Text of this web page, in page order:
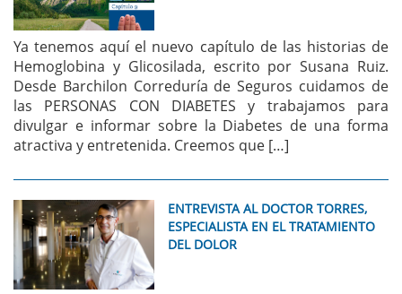
Ya tenemos aquí el nuevo capítulo de las historias de
Hemoglobina y Glicosilada, escrito por Susana Ruiz.
Desde Barchilon Correduría de Seguros cuidamos de
las PERSONAS CON DIABETES y trabajamos para
divulgar e informar sobre la Diabetes de una forma
atractiva y entretenida. Creemos que […]
ENTREVISTA AL DOCTOR TORRES,
ESPECIALISTA EN EL TRATAMIENTO
DEL DOLOR